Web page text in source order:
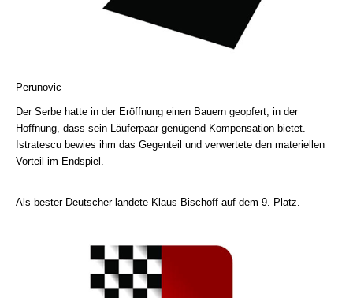
Perunovic
Der Serbe hatte in der Eröffnung einen Bauern geopfert, in der
Hoffnung, dass sein Läuferpaar genügend Kompensation bietet.
Istratescu bewies ihm das Gegenteil und verwertete den materiellen
Vorteil im Endspiel.
Als bester Deutscher landete Klaus Bischoff auf dem 9. Platz.